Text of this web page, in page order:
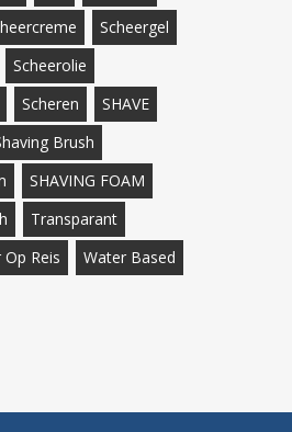
Scheergel
Scheerolie
Scheren
SHAVE
Brush
SHAVING FOAM
Transparant
Op Reis
Water Based